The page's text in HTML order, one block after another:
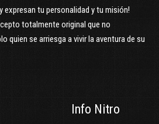
expresan tu personalidad y tu misión!
totalmente original que no
quien se arriesga a vivir la aventura de su
Info Nitro